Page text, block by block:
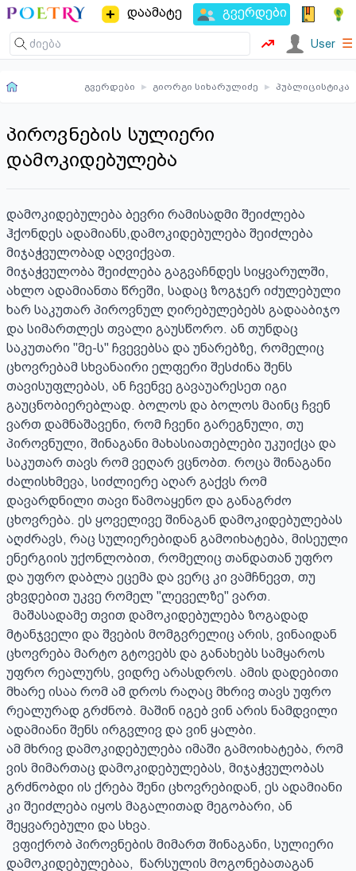
დაამატე გვერდები
User ☰
გვერდები ▸ გიორგი სიხარულიძე ▸ პუბლიცისტიკა
პიროვნების სულიერი
დამოკიდებულება
დამოკიდებულება ბევრი რამისადმი შეიძლება
ჰქონდეს ადამიანს,დამოკიდებულება შეიძლება
მიჯაჭვულობად აღვიქვათ.
მიჯაჭვულობა შეიძლება გაგვაჩნდეს სიყვარულში,
ახლო ადამიანთა წრეში, სადაც ზოგჯერ იძულებული
ხარ საკუთარ პიროვნულ ღირებულებებს გადააბიჯო
და სიმართლეს თვალი გაუსწორო. ან თუნდაც
საკუთარი "მე-ს" ჩვევებსა და უნარებზე, რომელიც
ცხოვრებამ სხვანაირი ელფერი შესძინა შენს
თავისუფლებას, ან ჩვენვე გავაუარესეთ იგი
გაუცნობიერებლად. ბოლოს და ბოლოს მაინც ჩვენ
ვართ დამნაშავენი, რომ ჩვენი გარეგნული, თუ
პიროვნული, შინაგანი მახასიათებლები უკუიქცა და
საკუთარ თავს რომ ვეღარ ვცნობთ. როცა შინაგანი
ძალისხმევა, სიძლიერე აღარ გაქვს რომ
დავარდნილი თავი წამოაყენო და განაგრძო
ცხოვრება. ეს ყოველივე შინაგან დამოკიდებულებას
აღძრავს, რაც სულიერებიდან გამოიხატება, მისეული
ენერგიის უქონლობით, რომელიც თანდათან უფრო
და უფრო დაბლა ეცემა და ვერც კი ვამჩნევთ, თუ
ვხვდებით უკვე რომელ "ლეველზე" ვართ.
მტანჯველი და შვების მომგვრელიც არის, ვინაიდან
ცხოვრება მარტო გტოვებს და განახებს სამყაროს
უფრო რეალურს, ვიდრე არასდროს. ამის დადებითი
მხარე ისაა რომ ამ დროს რაღაც მხრივ თავს უფრო
რეალურად გრძნობ. მაშინ იგებ ვინ არის ნამდვილი
ადამიანი შენს ირგვლივ და ვინ ყალბი.
ამ მხრივ დამოკიდებულება იმაში გამოიხატება, რომ
ვის მიმართაც დამოკიდებულებას, მიჯაჭვულობას
გრძნობდი ის ქრება შენი ცხოვრებიდან, ეს ადამიანი
კი შეიძლება იყოს მაგალითად მეგობარი, ან
შეყვარებული და სხვა.
დამოკიდებულებაა,  წარსულის მოგონებათაგან